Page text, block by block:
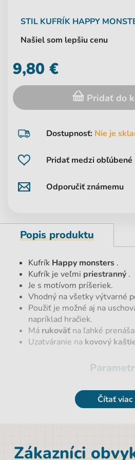
STIL KUFRÍK HAPPY
Našiel som lepšiu cenu
Pridať medzi obľúbené
Odporučiť známemu
Dostupnosť: Nie je
9,80 €
Pridať do
Popis produktu
Kufrík Happy monsters .
Kufrík je veľmi priestranný .
Je s motívom príšeriek.
Vhodný na všetky výtvarné
Použiť je možné aj na
napríklad hračiek.
Má rukoväť na ľahké
Uzatváranie na kovový
Materiál
Čítať viac
Zákazníci